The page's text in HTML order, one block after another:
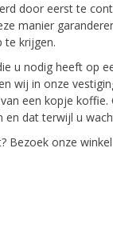
door eerst te
manier
te krijgen.
u nodig heeft
wij in onze
een kopje
dat terwijl u
Bezoek onze